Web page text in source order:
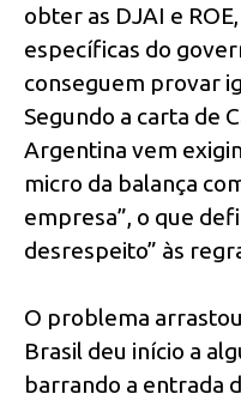
obter as DJAI e
específicas do
conseguem provar
Segundo a carta de
Argentina vem
micro da balança
empresa”, o que
desrespeito” às
O problema
Brasil deu início a
barrando a entrada